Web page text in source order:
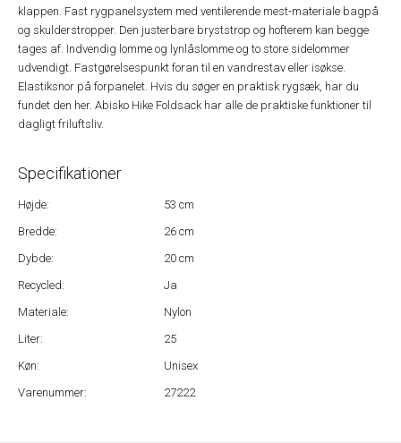
klappen. Fast rygpanelsystem med ventilerende mest-materiale bagpå
og skulderstropper. Den justerbare bryststrop og hofterem kan begge
tages af. Indvendig lomme og lynlåslomme og to store sidelommer
udvendigt. Fastgørelsespunkt foran til en vandrestav eller isøkse.
Elastiksnor på forpanelet. Hvis du søger en praktisk rygsæk, har du
fundet den her. Abisko Hike Foldsack har alle de praktiske funktioner til
dagligt friluftsliv.
Specifikationer
Højde:
53 cm
Bredde:
26 cm
Dybde:
20 cm
Recycled:
Ja
Materiale:
Nylon
Liter:
25
Køn:
Unisex
Varenummer:
27222